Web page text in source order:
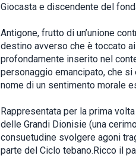
Giocasta e discendente del
Antigone, frutto di un’unione
destino avverso che è toccato
profondamente inserito nel
personaggio emancipato, che
nome di un sentimento morale
Rappresentata per la prima
delle Grandi Dionisie (una
consuetudine svolgere agoni
parte del Ciclo tebano.Ricco il